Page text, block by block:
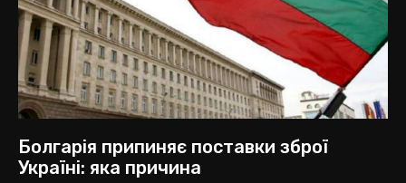
Болгарія припиняє поставки зброї
Україні: яка причина